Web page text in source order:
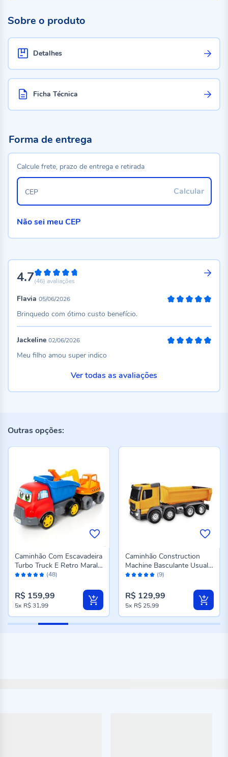
Sobre o produto
Detalhes
Ficha Técnica
4.794%
(46) avaliações
Flavia 05/06/2026
Brinquedo com ótimo custo benefício.
Jackeline 02/06/2026
Meu filho amou super indico
Ver todas as avaliações
Forma de entrega
Calcule frete, prazo de entrega e retirada
Calcular
CEP
Não sei meu CEP
Outras opções:
Avaliação: (48)
Caminhão Com Escavadeira
Turbo Truck E Retro Maral -
4163
R$ 159,99
5x R$ 31,99
Avaliação: (9)
Caminhão Construction
Machine Basculante Usual
Plastic - 304
R$ 129,99
5x R$ 25,99